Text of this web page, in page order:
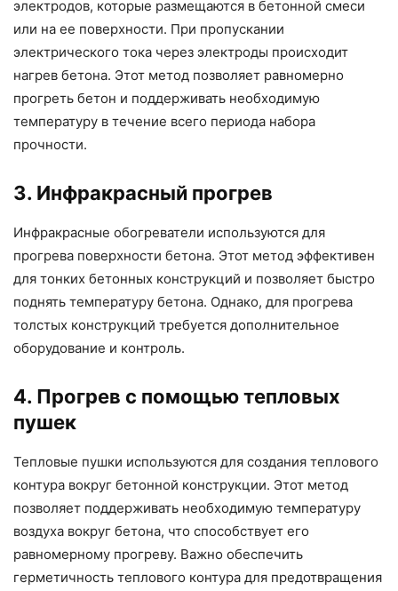
электродов, которые размещаются в бетонной смеси
или на ее поверхности. При пропускании
электрического тока через электроды происходит
нагрев бетона. Этот метод позволяет равномерно
прогреть бетон и поддерживать необходимую
температуру в течение всего периода набора
прочности.
3. Инфракрасный прогрев
Инфракрасные обогреватели используются для
прогрева поверхности бетона. Этот метод эффективен
для тонких бетонных конструкций и позволяет быстро
поднять температуру бетона. Однако, для прогрева
толстых конструкций требуется дополнительное
оборудование и контроль.
4. Прогрев с помощью тепловых
пушек
Тепловые пушки используются для создания теплового
контура вокруг бетонной конструкции. Этот метод
позволяет поддерживать необходимую температуру
воздуха вокруг бетона, что способствует его
равномерному прогреву. Важно обеспечить
герметичность теплового контура для предотвращения